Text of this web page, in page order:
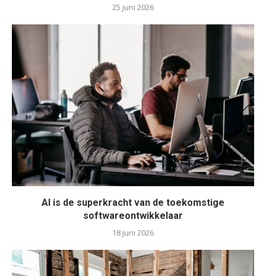
25 juni 2026
AI is de superkracht van de toekomstige
softwareontwikkelaar
18 juni 2026